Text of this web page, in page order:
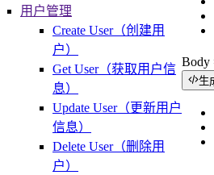
用户管理
Create User（创建用
户）
Get User（获取用户信
息）
Update User（更新用户
信息）
Delete User（删除用
户）
Body
生